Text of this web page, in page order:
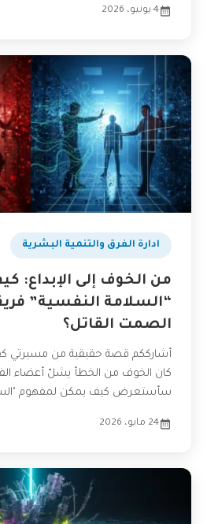
4 يونيو، 2026
ادارة الفرق والتنمية البشرية
من الخوف إلى الإبداع:
“السلامة النفسية”
الصمت القاتل؟
أشارككم قصة حقيقية من مسيرتي
كان الخوف من الخطأ يشلّ أعضاء
سأستعرض كيف يمكن لمفهوم
24 مايو، 2026